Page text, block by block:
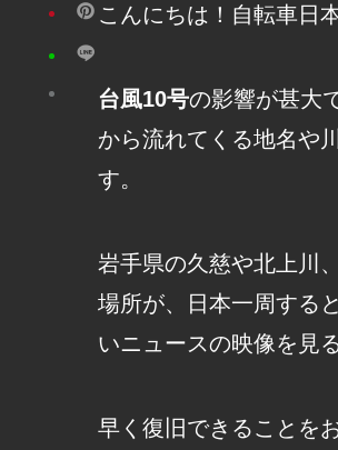
こんにちは！自転車日
台風10号の影響が甚大
から流れてくる地名や
す。
岩手県の久慈や北上川
場所が、日本一周する
いニュースの映像を見
早く復旧できることを